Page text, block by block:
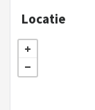
Locatie